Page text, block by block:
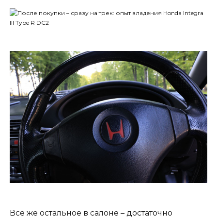
Все же остальное в салоне – достаточно